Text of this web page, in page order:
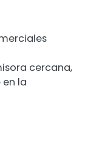
cercana,
la